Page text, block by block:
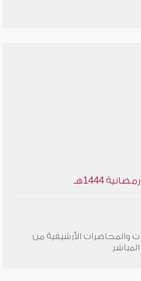
1444هـ
والمحاضرات الأرشيفية من